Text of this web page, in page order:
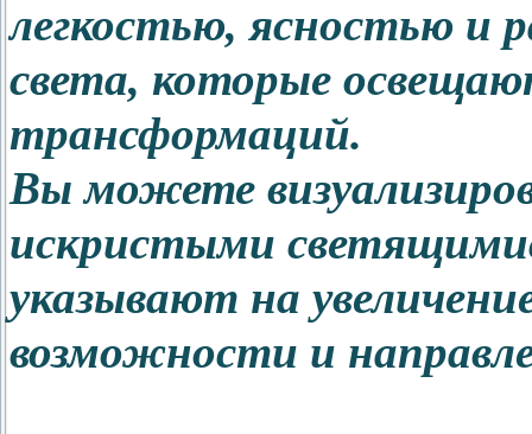
легкостью, ясностью и
света, которые
трансформаций.
Вы можете
искристыми
указывают на
возможности и